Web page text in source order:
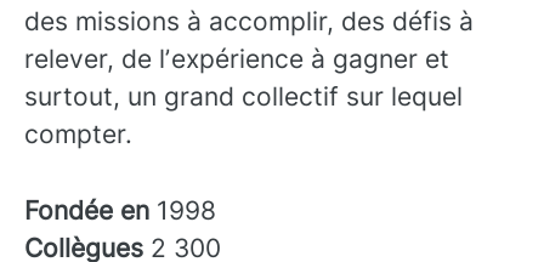
des missions à accomplir, des défis à
relever, de lʼexpérience à gagner et
surtout, un grand collectif sur lequel
compter.
Fondée en 1998
Collègues 2 300